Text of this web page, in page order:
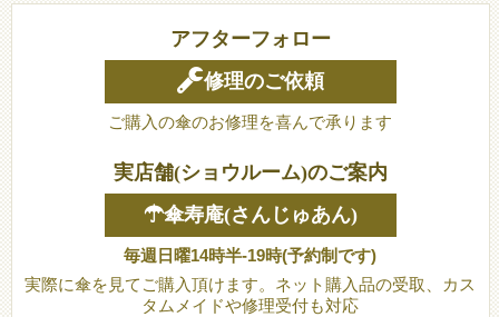
アフターフォロー
修理のご依頼
ご購入の傘のお修理を喜んで承ります
実店舗(ショウルーム)のご案内
☂傘寿庵(さんじゅあん)
毎週日曜14時半-19時(予約制です)
実際に傘を見てご購入頂けます。ネット購入品の受取、カス
タムメイドや修理受付も対応